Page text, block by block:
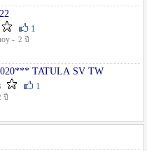
1
- 2 ปี
***NEW DAIWA 2020*** TATULA SV TW
1
ปี